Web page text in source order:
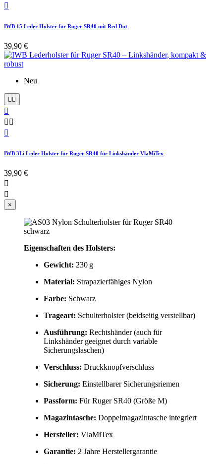

IWB 15 Leder Holster für Ruger SR40 mit Red Dot
39,90 €
Neu
 

 

IWB 3Li Leder Holster für Ruger SR40 für Linkshänder VlaMiTex
39,90 €


×
Eigenschaften des Holsters:
Gewicht: 230 g
Material: Strapazierfähiges Nylon
Farbe: Schwarz
Trageart: Schulterholster (beidseitig verstellbar)
Ausführung: Rechtshänder (auch für
Linkshänder geeignet durch variable
Sicherungslaschen)
Verschluss: Druckknopfverschluss
Sicherung: Einstellbarer Sicherungsriemen
Passform: Für Ruger SR40 (Größe M)
Magazintasche: Doppelmagazintasche integriert
Hersteller: VlaMiTex
Garantie: 2 Jahre Herstellergarantie